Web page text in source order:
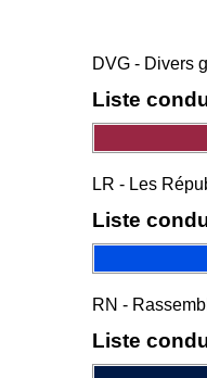
DVG - Divers
Liste
LR - Les
Liste
RN -
Liste